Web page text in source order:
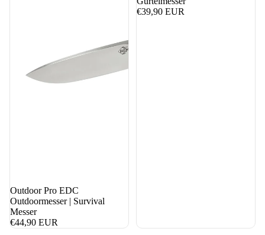
Outdoor Pro EDC
Outdoormesser | Survival
Messer
€44,90 EUR
€39,90 EUR